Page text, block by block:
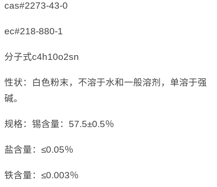
cas#2273-43-0
ec#218-880-1
分子式c4h10o2sn
性状：白色粉末，不溶于水和一般溶剂，单溶于强
碱。
规格：锡含量：57.5±0.5％
盐含量：≤0.05％
铁含量：≤0.003％